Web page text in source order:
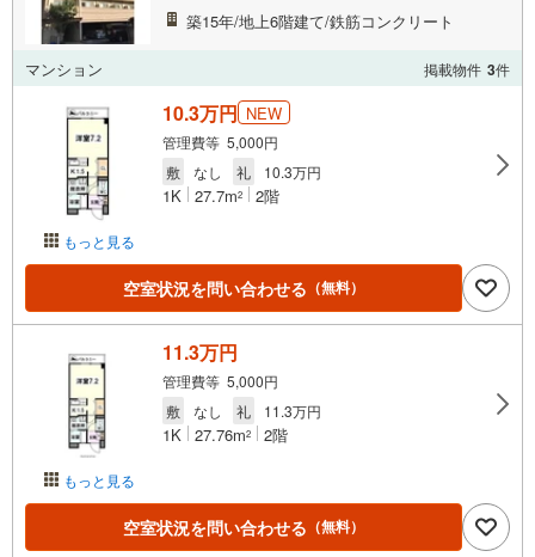
築15年/地上6階建て/鉄筋コンクリート
マンション 掲載物件 3件
もっと見る
10.3万円 NEW
管理費等 5,000円
敷
なし 礼 10.3万円
1K 27.7m2 2階
空室状況を問い合わせる （無料）
もっと見る
11.3万円
管理費等 5,000円
敷
なし 礼 11.3万円
1K 27.76m2 2階
空室状況を問い合わせる （無料）